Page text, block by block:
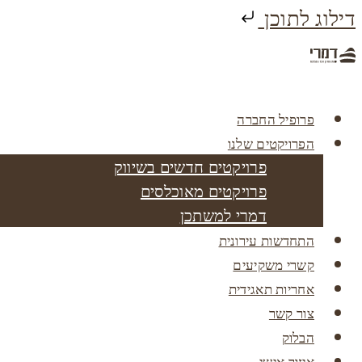
דילוג לתוכן
פרופיל החברה
הפרויקטים שלנו
פרויקטים חדשים בשיווק
פרויקטים מאוכלסים
דמרי למשתכן
התחדשות עירונית
קשרי משקיעים
אחריות תאגידית
צור קשר
הבלוק